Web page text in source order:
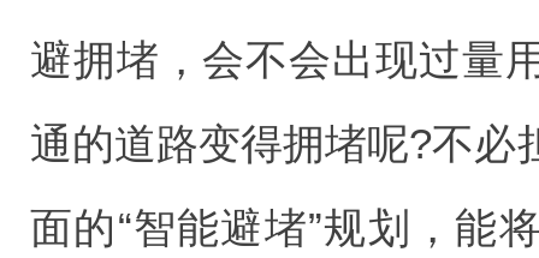
避拥堵，会不会出现过量
通的道路变得拥堵呢?不必
面的“智能避堵”规划，能